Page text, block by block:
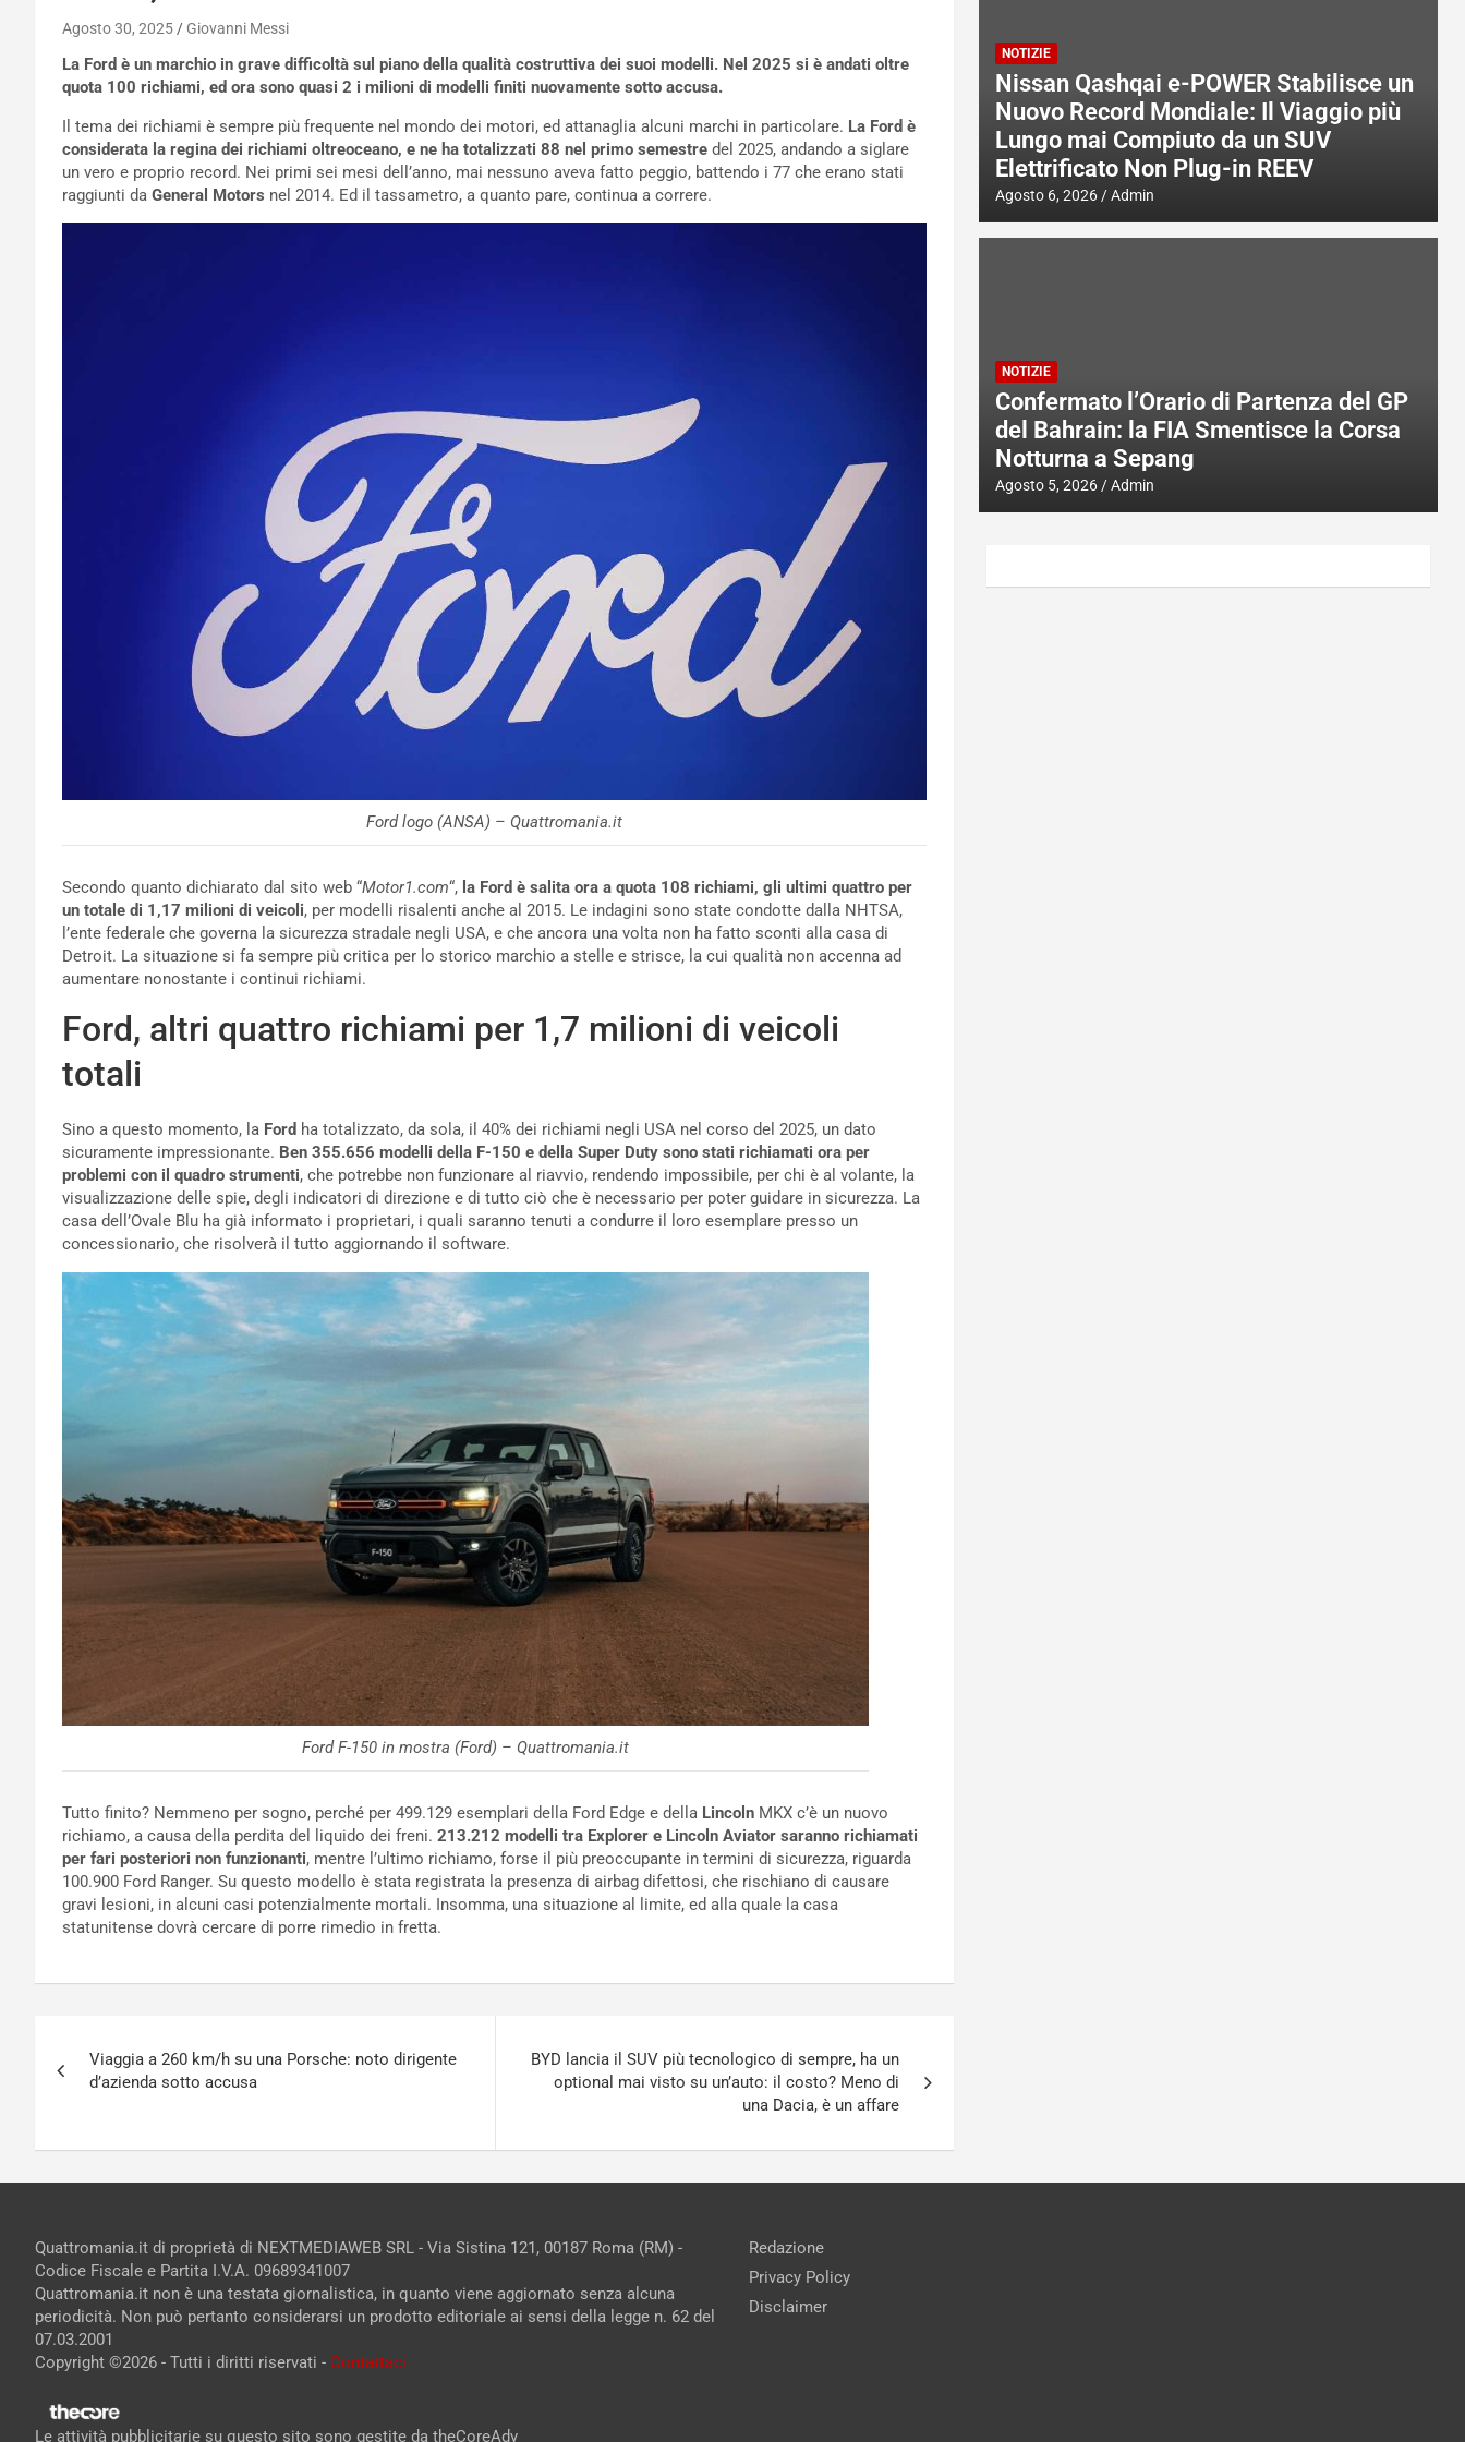
Agosto 30, 2025 Giovanni Messi
La Ford è un marchio in grave difficoltà sul piano della qualità costruttiva dei suoi modelli. Nel 2025 si è andati oltre
quota 100 richiami, ed ora sono quasi 2 i milioni di modelli finiti nuovamente sotto accusa.
Il tema dei richiami è sempre più frequente nel mondo dei motori, ed attanaglia alcuni marchi in particolare. La Ford è
considerata la regina dei richiami oltreoceano, e ne ha totalizzati 88 nel primo semestre del 2025, andando a siglare
un vero e proprio record. Nei primi sei mesi dell’anno, mai nessuno aveva fatto peggio, battendo i 77 che erano stati
raggiunti da General Motors nel 2014. Ed il tassametro, a quanto pare, continua a correre.
Ford logo (ANSA) – Quattromania.it
Secondo quanto dichiarato dal sito web “Motor1.com“, la Ford è salita ora a quota 108 richiami, gli ultimi quattro per
un totale di 1,17 milioni di veicoli, per modelli risalenti anche al 2015. Le indagini sono state condotte dalla NHTSA,
l’ente federale che governa la sicurezza stradale negli USA, e che ancora una volta non ha fatto sconti alla casa di
Detroit. La situazione si fa sempre più critica per lo storico marchio a stelle e strisce, la cui qualità non accenna ad
aumentare nonostante i continui richiami.
Ford, altri quattro richiami per 1,7 milioni di veicoli
totali
Sino a questo momento, la Ford ha totalizzato, da sola, il 40% dei richiami negli USA nel corso del 2025, un dato
sicuramente impressionante. Ben 355.656 modelli della F-150 e della Super Duty sono stati richiamati ora per
problemi con il quadro strumenti, che potrebbe non funzionare al riavvio, rendendo impossibile, per chi è al volante, la
visualizzazione delle spie, degli indicatori di direzione e di tutto ciò che è necessario per poter guidare in sicurezza. La
casa dell’Ovale Blu ha già informato i proprietari, i quali saranno tenuti a condurre il loro esemplare presso un
concessionario, che risolverà il tutto aggiornando il software.
Ford F-150 in mostra (Ford) – Quattromania.it
Tutto finito? Nemmeno per sogno, perché per 499.129 esemplari della Ford Edge e della Lincoln MKX c’è un nuovo
richiamo, a causa della perdita del liquido dei freni. 213.212 modelli tra Explorer e Lincoln Aviator saranno richiamati
per fari posteriori non funzionanti, mentre l’ultimo richiamo, forse il più preoccupante in termini di sicurezza, riguarda
100.900 Ford Ranger. Su questo modello è stata registrata la presenza di airbag difettosi, che rischiano di causare
gravi lesioni, in alcuni casi potenzialmente mortali. Insomma, una situazione al limite, ed alla quale la casa
statunitense dovrà cercare di porre rimedio in fretta.
articoli
Viaggia a 260 km/h su una Porsche: noto dirigente
d’azienda sotto accusa
BYD lancia il SUV più tecnologico di sempre, ha un
optional mai visto su un’auto: il costo? Meno di
una Dacia, è un affare
NOTIZIE
Nissan Qashqai e-POWER Stabilisce un
Nuovo Record Mondiale: Il Viaggio più
Lungo mai Compiuto da un SUV
Elettrificato Non Plug-in REEV
Agosto 6, 2026 Admin
NOTIZIE
Confermato l’Orario di Partenza del GP
del Bahrain: la FIA Smentisce la Corsa
Notturna a Sepang
Agosto 5, 2026 Admin
Quattromania.it di proprietà di NEXTMEDIAWEB SRL - Via Sistina 121, 00187 Roma (RM) -
Codice Fiscale e Partita I.V.A. 09689341007
Quattromania.it non è una testata giornalistica, in quanto viene aggiornato senza alcuna
periodicità. Non può pertanto considerarsi un prodotto editoriale ai sensi della legge n. 62 del
07.03.2001
Copyright ©2026 - Tutti i diritti riservati - Contattaci
Le attività pubblicitarie su questo sito sono gestite da theCoreAdv
Redazione
Privacy Policy
Disclaimer